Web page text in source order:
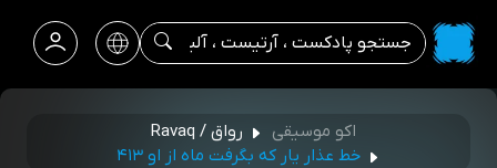
اکو موسیقی
رواق / Ravaq
خط عذار یار که بگرفت ماه از او ۴۱۳